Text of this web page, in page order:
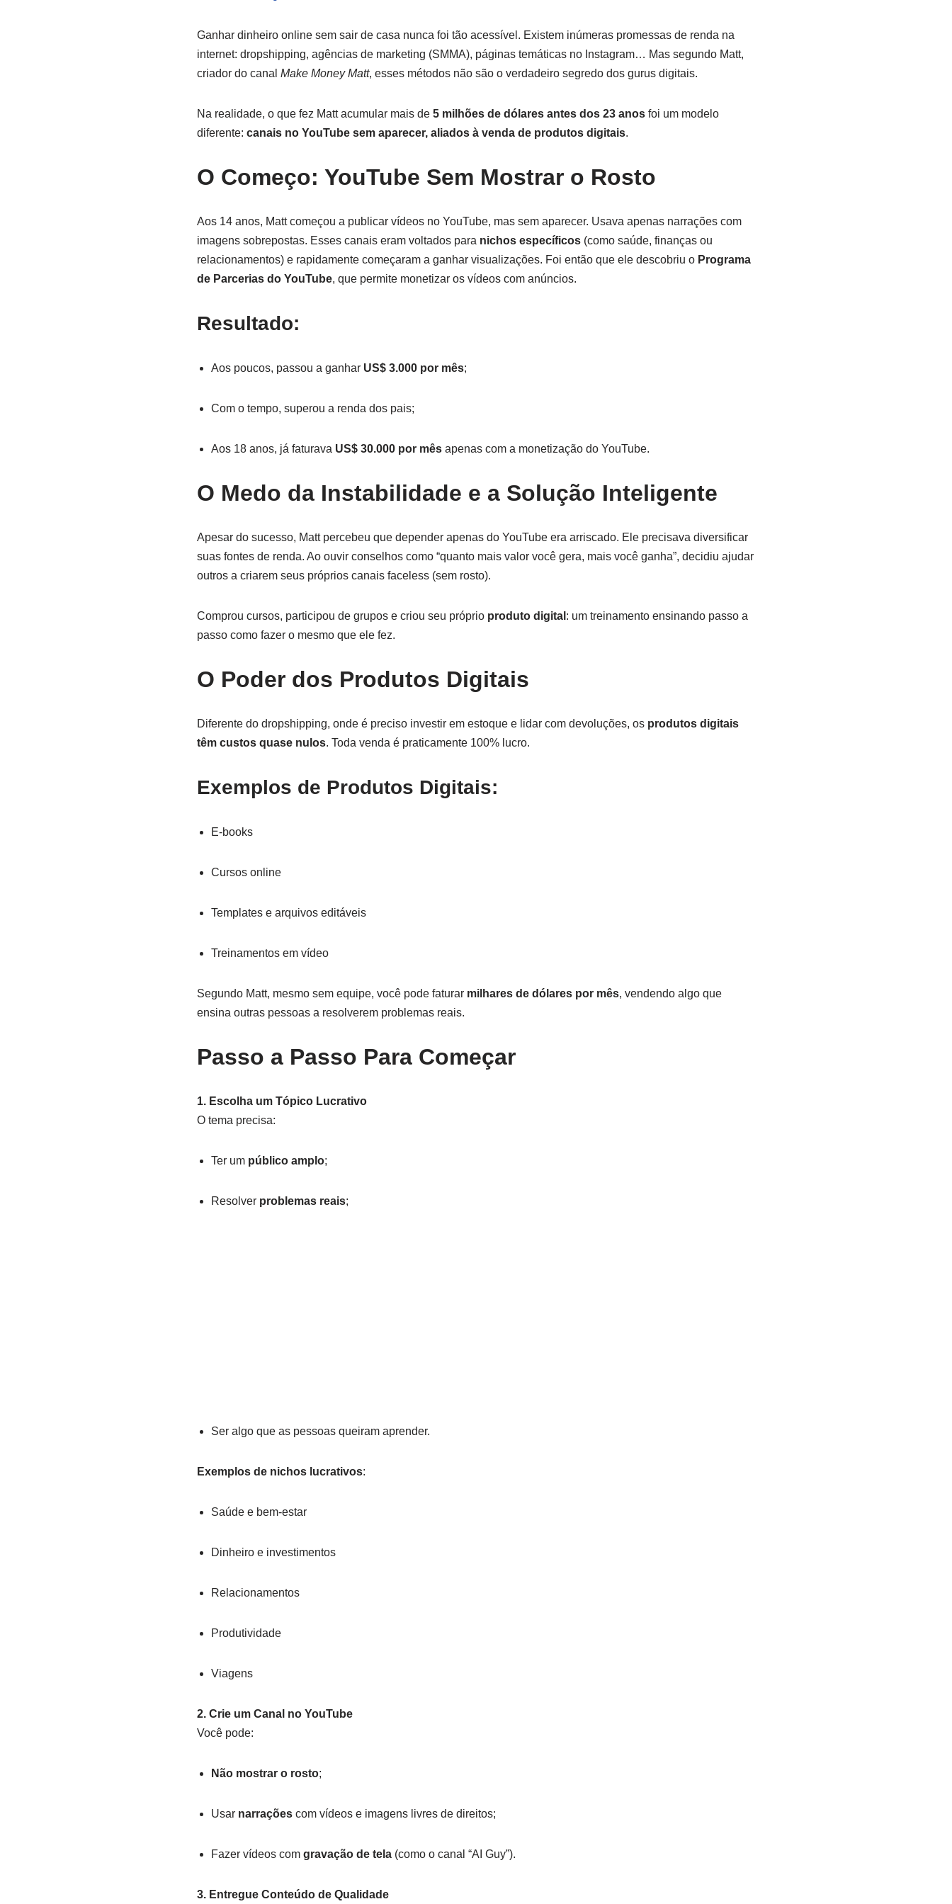
Ganhar dinheiro online sem sair de casa nunca foi tão acessível. Existem inúmeras promessas de renda na
internet: dropshipping, agências de marketing (SMMA), páginas temáticas no Instagram… Mas segundo Matt,
criador do canal Make Money Matt, esses métodos não são o verdadeiro segredo dos gurus digitais.
Na realidade, o que fez Matt acumular mais de 5 milhões de dólares antes dos 23 anosfoi um modelo
diferente: canais no YouTube sem aparecer, aliados à venda de produtos digitais.
O Começo: YouTube Sem Mostrar o Rosto
Aos 14 anos, Matt começou a publicar vídeos no YouTube, mas sem aparecer. Usava apenas narrações com
imagens sobrepostas. Esses canais eram voltados para nichos específicos(como saúde, finanças ou
relacionamentos) e rapidamente começaram a ganhar visualizações. Foi então que ele descobriu o Programa
de Parcerias do YouTube, que permite monetizar os vídeos com anúncios.
Resultado:
Aos poucos, passou a ganhar US$ 3.000 por mês;
Com o tempo, superou a renda dos pais;
Aos 18 anos, já faturava US$ 30.000 por mêsapenas com a monetização do YouTube.
O Medo da Instabilidade e a Solução Inteligente
Apesar do sucesso, Matt percebeu que depender apenas do YouTube era arriscado. Ele precisava diversificar
suas fontes de renda. Ao ouvir conselhos como “quanto mais valor você gera, mais você ganha”, decidiu ajudar
outros a criarem seus próprios canais faceless (sem rosto).
Comprou cursos, participou de grupos e criou seu próprio produto digital : um treinamento ensinando passo a
passo como fazer o mesmo que ele fez.
O Poder dos Produtos Digitais
Diferente do dropshipping, onde é preciso investir em estoque e lidar com devoluções, os produtos digitais
têm custos quase nulos. Toda venda é praticamente 100% lucro.
Exemplos de Produtos Digitais:
E-books
Cursos online
Templates e arquivos editáveis
Treinamentos em vídeo
Segundo Matt, mesmo sem equipe, você pode faturar milhares de dólares por mês, vendendo algo que
ensina outras pessoas a resolverem problemas reais.
Passo a Passo Para Começar
1. Escolha um Tópico Lucrativo
O tema precisa:
Ter um público amplo;
Resolver problemas reais;
Ser algo que as pessoas queiram aprender.
Exemplos de nichos lucrativos:
Saúde e bem-estar
Dinheiro e investimentos
Relacionamentos
Produtividade
Viagens
2. Crie um Canal no YouTube
Você pode:
Não mostrar o rosto;
Usar narraçõescom vídeos e imagens livres de direitos;
Fazer vídeos com gravação de tela(como o canal “AI Guy”).
3. Entregue Conteúdo de Qualidade